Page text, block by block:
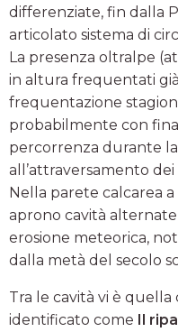
differenziate, fin dalla
articolato sistema di
La presenza oltralpe
in altura frequentati
frequentazione
probabilmente con
percorrenza durante
all’attraversamento dei
Nella parete calcarea a
aprono cavità
erosione meteorica,
dalla metà del secolo
Tra le cavità vi è
identificato come Il